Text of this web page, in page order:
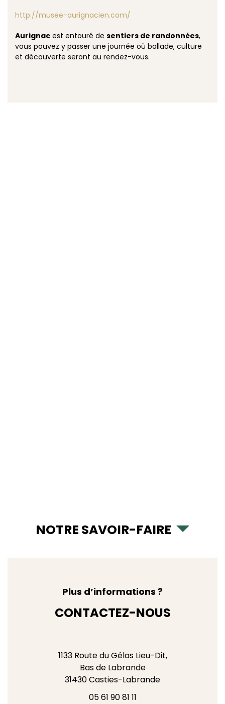
http://musee-aurignacien.com/
Aurignac est entouré de sentiers de randonnées,
vous pouvez y passer une journée où ballade, culture
et découverte seront au rendez-vous.
NOTRE SAVOIR-FAIRE
Plus d’informations ?
CONTACTEZ-NOUS
1133 Route du Gélas Lieu-Dit,
Bas de Labrande
31430Casties-Labrande
05 61 90 81 11